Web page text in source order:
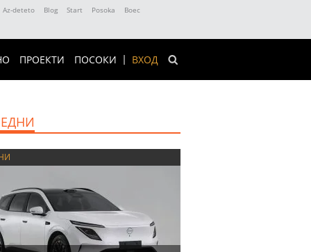
Az-deteto Blog Start Posoka
Boec
ВХОД
ПРОЕКТИ ПОСОКИ